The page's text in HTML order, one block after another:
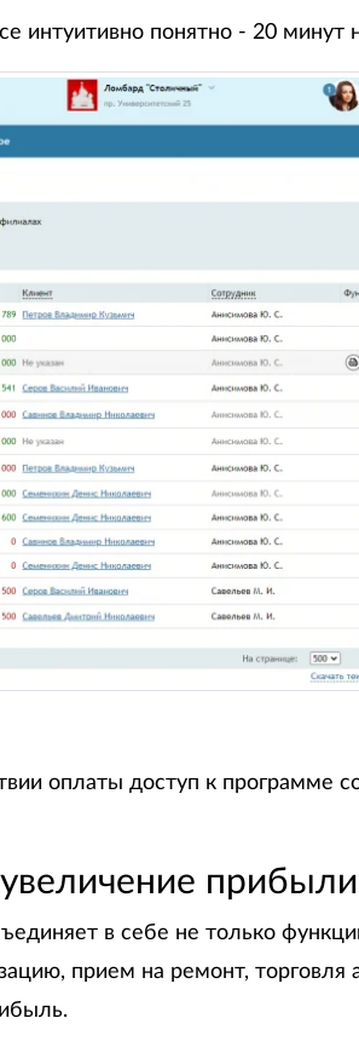
интуитивно понятно - 20 минут
оплаты доступ к программе
прибыли
в себе не только
прием на ремонт, торговля